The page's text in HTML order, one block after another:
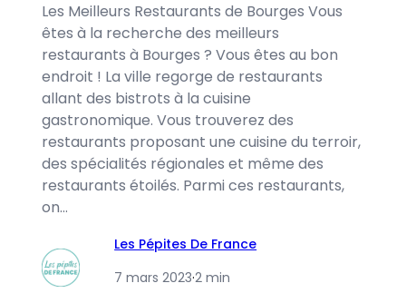
Les Meilleurs Restaurants de Bourges Vous
êtes à la recherche des meilleurs
restaurants à Bourges ? Vous êtes au bon
endroit ! La ville regorge de restaurants
allant des bistrots à la cuisine
gastronomique. Vous trouverez des
restaurants proposant une cuisine du terroir,
des spécialités régionales et même des
restaurants étoilés. Parmi ces restaurants,
on…
Les Pépites De France
7 mars 2023·2 min